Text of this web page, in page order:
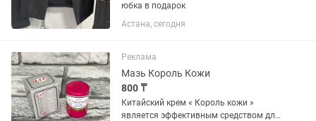
юбка в подарок
Астана, сегодня
Реклама
Мазь Король Кожи
800 ₸
Китайский крем « Король кожи »
является эффективным средством для